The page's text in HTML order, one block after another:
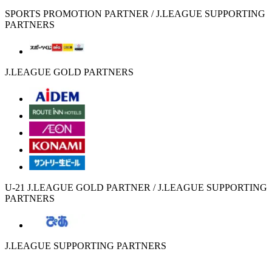
SPORTS PROMOTION PARTNER / J.LEAGUE SUPPORTING
PARTNERS
J.LEAGUE GOLD PARTNERS
U-21 J.LEAGUE GOLD PARTNER / J.LEAGUE SUPPORTING
PARTNERS
J.LEAGUE SUPPORTING PARTNERS